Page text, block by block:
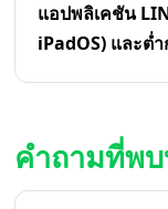
แอปพลิเคชัน
iPadOS) และต่
คำถามที่พ